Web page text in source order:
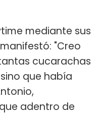
mediante sus
"Creo
cucarachas
que había
adentro de